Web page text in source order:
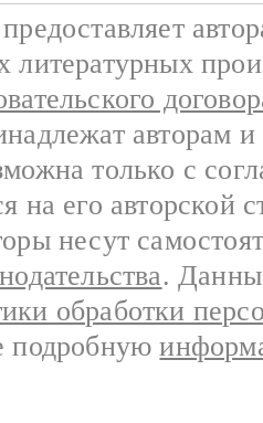
литературных
авторам
только с
на его авторской
несут
.
обработки
подробную